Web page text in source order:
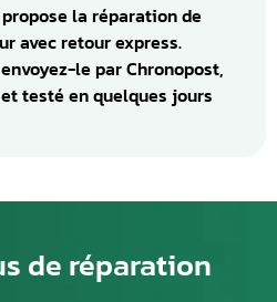
la réparation de
avec retour express.
le par Chronopost,
testé en quelques jours
de réparation